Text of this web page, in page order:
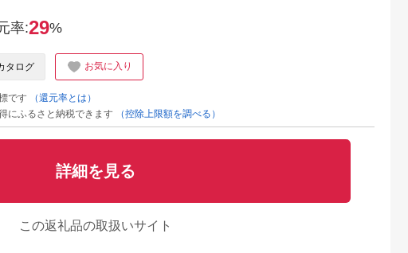
率:29%
タログ お気に入り
です
（還元率とは）
にふるさと納税できます
（控除上限額を調べる）
詳細を見る
この返礼品の取扱いサイト